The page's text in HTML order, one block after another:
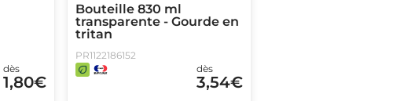
dès
1,80€
Bouteille 830 ml
transparente - Gourde en
tritan
PR1122186152
dès
3,54€